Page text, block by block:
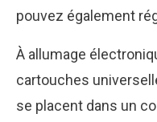
pouvez également
À allumage
cartouches
se placent dans un